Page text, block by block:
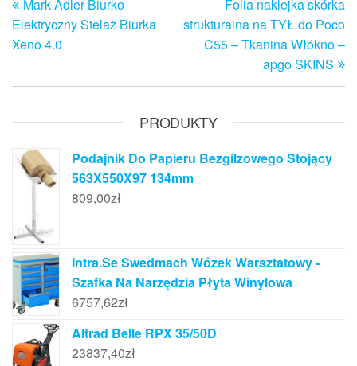
wpisu
wpisMark Adler Biurko
Elektryczny Stelaż Biurka
Xeno 4.0
Folia naklejka skórka
strukturalna na TYŁ do Poco
C55 – Tkanina Włókno –
apgo SKINS
PRODUKTY
Podajnik Do Papieru Bezgilzowego Stojący
563X550X97 134mm
809,00zł
Intra.Se Swedmach Wózek Warsztatowy -
Szafka Na Narzędzia Płyta Winylowa
6757,62zł
Altrad Belle RPX 35/50D
23837,40zł